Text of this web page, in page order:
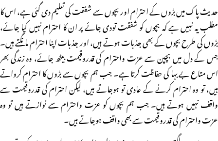
حدیث پاک میں بڑوں کے احترام اور بچوں سے شفقت کی تعلیم دی گئی ہے، اس کا
مطلب یہ نہیں ہے کہ بچوں کو شفقت تودی جائے پر ان کا احترام نہیں کیا جائے،
بڑوں کی طرح بچوں کے بھی جذبات ہوتے ہیں، اور جذبات اپنا احترام مانگتے ہیں۔
جس کے دل میں بچپن سے عزت واحترام کی قدروقیمت بیٹھ جائے، وہ زندگی بھر
اس متاع بے بہا کی حفاظت کرتا ہے۔ جب ہم بچوں سے بڑوں کا احترام کرواتے
ہیں، تو وہ احترام کرنے کے عادی تو ہوجاتے ہیں، لیکن احترام کی قدروقیمت سے
واقف نہیں ہوتے ہیں۔ جب ہم بچوں کو عزت واحترام سے نوازتے ہیں تو وہ
عزت واحترام کی قدروقیمت سے بھی واقف ہوجاتے ہیں۔